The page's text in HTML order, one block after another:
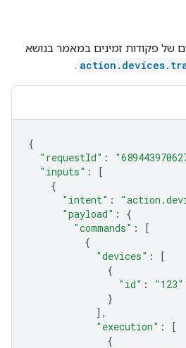
של פקודות זמינים במאמר בנושא
.
{
"requestId" :
"inputs" :
[
{
"intent" :
"payload" :
{
"commands" :
[
{
"devices" :
[
{
"id" :
"123"
}
],
"execution" :
[
{